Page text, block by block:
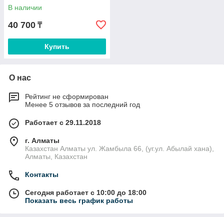
В наличии
40 700 ₸
Купить
О нас
Рейтинг не сформирован
Менее 5 отзывов за последний год
Работает с 29.11.2018
г. Алматы
Казахстан Алматы ул. Жамбыла 66, (уг.ул. Абылай хана),
Алматы, Казахстан
Контакты
Сегодня работает с 10:00 до 18:00
Показать весь график работы